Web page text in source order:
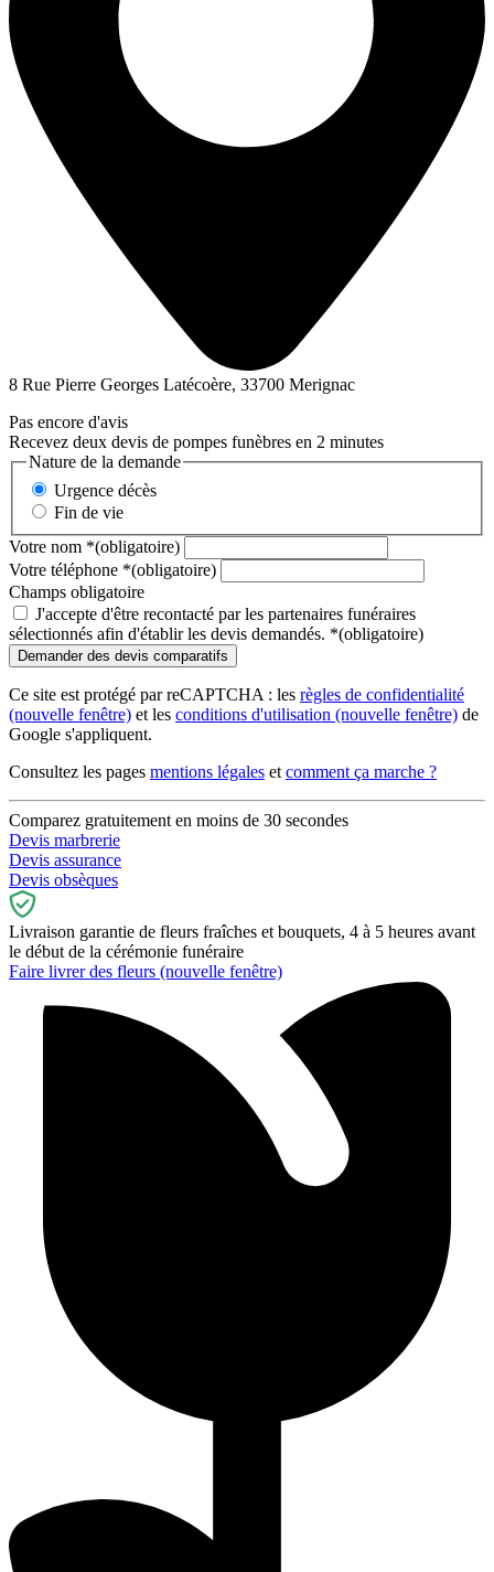
8 Rue Pierre Georges Latécoère, 33700 Merignac
Pas encore d'avis
Recevez deux devis de pompes funèbres en 2 minutes
Nature de la demande
Urgence décès
Fin de vie
Votre nom *(obligatoire)
Votre téléphone *(obligatoire)
Champs obligatoire
J'accepte d'être recontacté par les partenaires funéraires
sélectionnés afin d'établir les devis demandés. *(obligatoire)
Ce site est protégé par reCAPTCHA : les règles de confidentialité
(nouvelle fenêtre) et les conditions d'utilisation (nouvelle fenêtre) de
Google s'appliquent.
Consultez les pages mentions légales et comment ça marche ?
Comparez gratuitement en moins de 30 secondes
Devis marbrerie
Devis assurance
Devis obsèques
Livraison garantie de fleurs fraîches et bouquets, 4 à 5 heures avant
le début de la cérémonie funéraire
Faire livrer des fleurs (nouvelle fenêtre)